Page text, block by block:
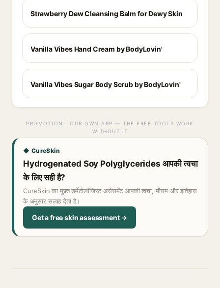
Strawberry Dew Cleansing Balm for Dewy Skin
Vanilla Vibes Hand Cream by BodyLovin'
Vanilla Vibes Sugar Body Scrub by BodyLovin'
PROMOTION · OUR OWN APP — THE FREE TOOLS WORK
WITHOUT IT
◆ CureSkin
Hydrogenated Soy Polyglycerides आपकी त्वचा
के लिए सही है?
CureSkin का मुफ़्त डर्मेटोलॉजिस्ट असेसमेंट आपकी त्वचा, मौसम और इतिहास
के अनुसार सलाह देता है।
Get a free skin assessment →